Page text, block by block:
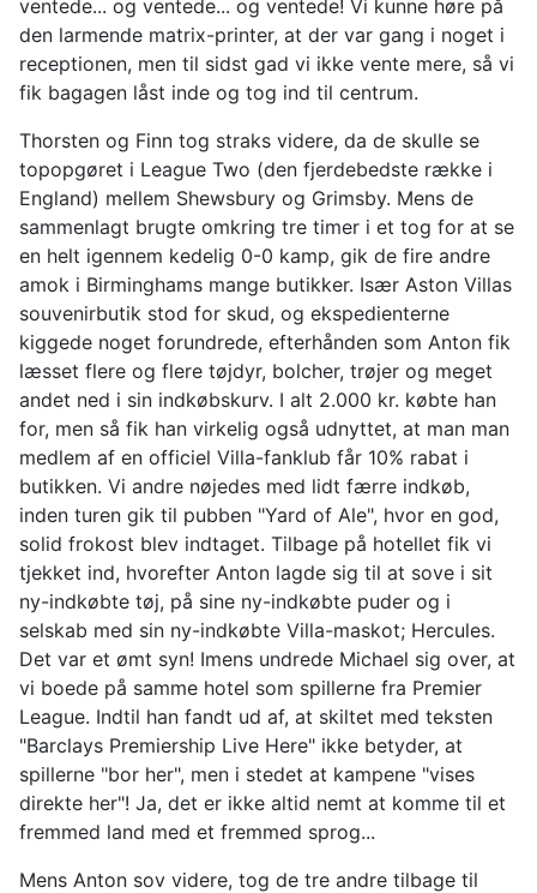
ventede... og ventede... og ventede! Vi kunne høre på
den larmende matrix-printer, at der var gang i noget i
receptionen, men til sidst gad vi ikke vente mere, så vi
fik bagagen låst inde og tog ind til centrum.
Thorsten og Finn tog straks videre, da de skulle se
topopgøret i League Two (den fjerdebedste række i
England) mellem Shewsbury og Grimsby. Mens de
sammenlagt brugte omkring tre timer i et tog for at se
en helt igennem kedelig 0-0 kamp, gik de fire andre
amok i Birminghams mange butikker. Især Aston Villas
souvenirbutik stod for skud, og ekspedienterne
kiggede noget forundrede, efterhånden som Anton fik
læsset flere og flere tøjdyr, bolcher, trøjer og meget
andet ned i sin indkøbskurv. I alt 2.000 kr. købte han
for, men så fik han virkelig også udnyttet, at man man
medlem af en officiel Villa-fanklub får 10% rabat i
butikken. Vi andre nøjedes med lidt færre indkøb,
inden turen gik til pubben "Yard of Ale", hvor en god,
solid frokost blev indtaget. Tilbage på hotellet fik vi
tjekket ind, hvorefter Anton lagde sig til at sove i sit
ny-indkøbte tøj, på sine ny-indkøbte puder og i
selskab med sin ny-indkøbte Villa-maskot; Hercules.
Det var et ømt syn! Imens undrede Michael sig over, at
vi boede på samme hotel som spillerne fra Premier
League. Indtil han fandt ud af, at skiltet med teksten
"Barclays Premiership Live Here" ikke betyder, at
spillerne "bor her", men i stedet at kampene "vises
direkte her"! Ja, det er ikke altid nemt at komme til et
fremmed land med et fremmed sprog...
Mens Anton sov videre, tog de tre andre tilbage til